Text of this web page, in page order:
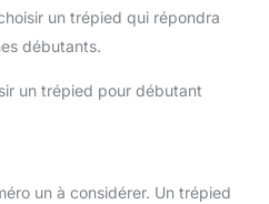
un trépied qui répondra
débutants.
un trépied pour débutant
un à considérer. Un trépied